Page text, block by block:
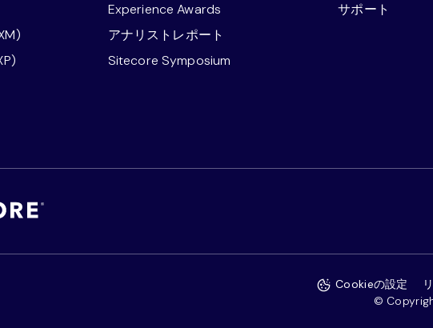
Experience Awards
アナリストレポート
Sitecore Symposium
サポート
©
Cookieの設定